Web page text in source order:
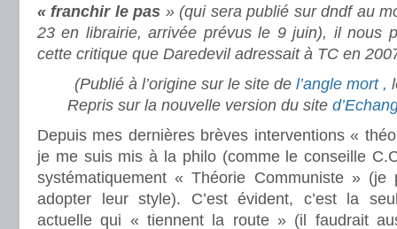
« franchir le pas » (qui sera publié sur dndf au
23 en librairie, arrivée prévus le 9 juin), il nous
cette critique que Daredevil adressait à TC en
(Publié à l’origine sur le site de l’angle mort ,
Repris sur la nouvelle version du site
Depuis mes dernières brèves interventions «
je me suis mis à la philo (comme le conseille
systématiquement « Théorie Communiste »
adopter leur style). C’est évident, c’est la
actuelle qui « tiennent la route » (il faudrait